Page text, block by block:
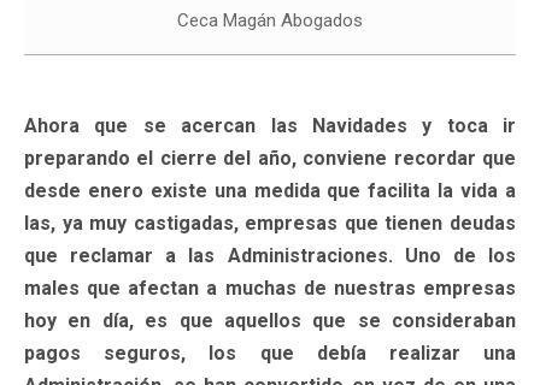
Ceca Magán Abogados
Ahora que se acercan las Navidades y toca ir
preparando el cierre del año, conviene recordar que
desde enero existe una medida que facilita la vida a
las, ya muy castigadas, empresas que tienen deudas
que reclamar a las Administraciones. Uno de los
males que afectan a muchas de nuestras empresas
hoy en día, es que aquellos que se consideraban
pagos seguros, los que debía realizar una